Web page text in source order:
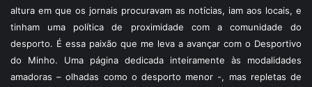
altura em que os jornais procuravam as notícias, iam aos locais, e
tinham uma política de proximidade com a comunidade do
desporto. É essa paixão que me leva a avançar com o Desportivo
do Minho. Uma página dedicada inteiramente às modalidades
amadoras – olhadas como o desporto menor -, mas repletas de